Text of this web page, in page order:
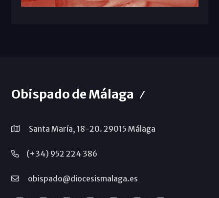
Obispado de Málaga
Santa María, 18-20. 29015 Málaga
(+34) 952 224 386
obispado@diocesismalaga.es